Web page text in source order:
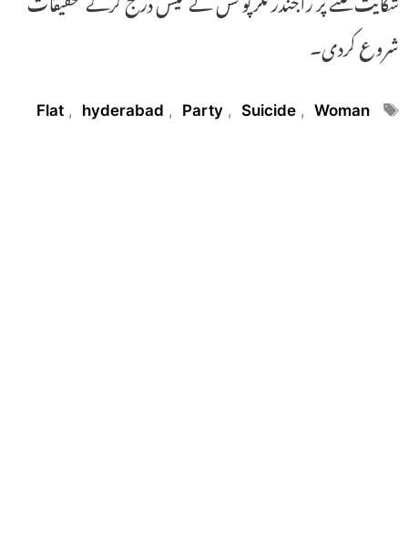
شروع کردی۔
Tags
Flat , hyderabad , Party , Suicide , Woman